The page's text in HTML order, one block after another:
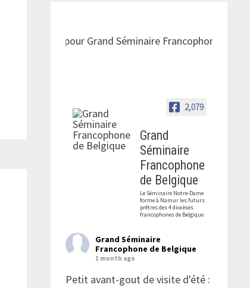
2,079
Grand
Séminaire
Francophone
de Belgique
Le Séminaire Notre-Dame
forme à Namur les futurs
prêtres des 4 diocèses
francophones de Belgique
Grand Séminaire
Francophone de Belgique
1 month ago
Petit avant-gout de visite d'été :